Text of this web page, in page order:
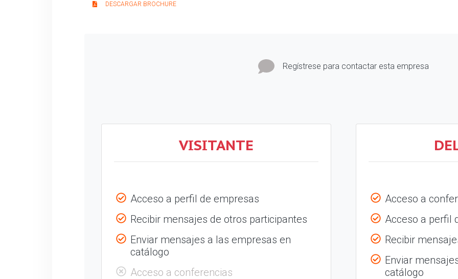
DESCARGAR BROCHURE
Regístrese para contactar esta empresa
VISITANTE
Acceso a perfil de empresas
Recibir mensajes de otros participantes
Enviar mensajes a las empresas en
catálogo
Acceso a conferencias
Acceso a
Acceso a perfil
Recibir
Enviar
catálogo